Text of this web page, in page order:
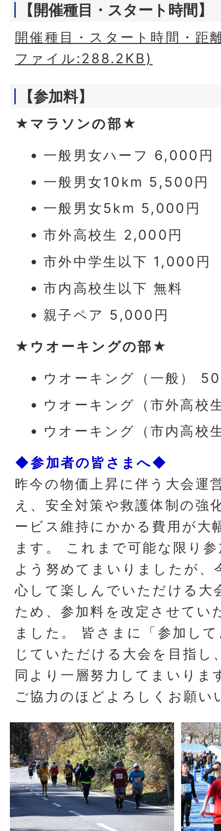
【開催種目・スタート時間】
開催種目・スタート時間・距
ファイル:288.2KB)
【参加料】
★マラソンの部★
一般男女ハーフ 6,000円
一般男女10km 5,500円
一般男女5km 5,000円
市外高校生 2,000円
市外中学生以下 1,000円
市内高校生以下 無料
親子ペア 5,000円
★ウオーキングの部★
ウオーキング（一般）
ウオーキング（市外高校
ウオーキング（市内高校
◆参加者の皆さまへ◆
昨今の物価上昇に伴う大会運
え、安全対策や救護体制の強
ービス維持にかかる費用が大
ます。 これまで可能な限り
よう努めてまいりましたが、
心して楽しんでいただける大
ため、参加料を改定させてい
ました。 皆さまに「参加し
じていただける大会を目指し
同より一層努力してまいりま
ご協力のほどよろしくお願い